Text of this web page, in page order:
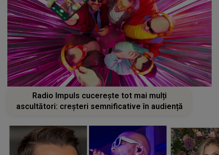
Radio Impuls cucerește tot mai mulți
ascultători: creșteri semnificative în audiență